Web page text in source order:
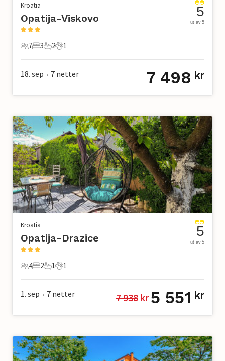
Kroatia
Opatija-Viskovo
7 Gjester
7
3 Soverom
3
2 Bad
2
1 Kjæledyr
1
5
ut av 5
18. sep • 7 netter 7 498 kr
Kroatia
Opatija-Drazice
4 Gjester
4
2 Soverom
2
1 Bad
1
1 Kjæledyr
1
5
ut av 5
1. sep • 7 netter 7 938 kr 5 551 kr